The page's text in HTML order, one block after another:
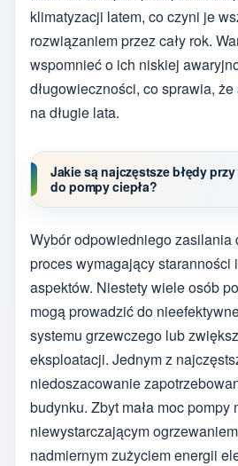
klimatyzacji latem, co czyni je
rozwiązaniem przez cały rok.
wspomnieć o ich niskiej
długowieczności, co sprawia,
na długie lata.
Jakie są najczęstsze błędy
do pompy ciepła?
Wybór odpowiedniego zasilania
proces wymagający staranności
aspektów. Niestety wiele osób
mogą prowadzić do
systemu grzewczego lub
eksploatacji. Jednym z
niedoszacowanie
budynku. Zbyt mała moc pompy
niewystarczającym
nadmiernym zużyciem energii